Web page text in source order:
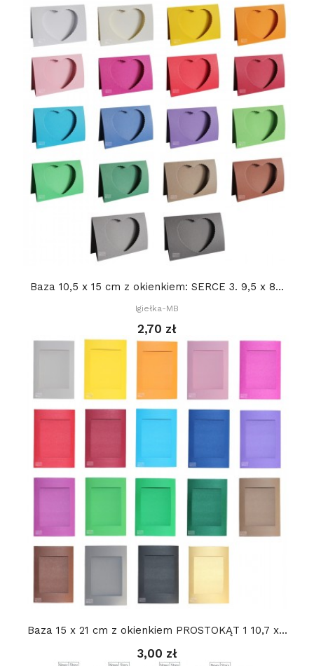
Baza 10,5 x 15 cm z okienkiem: SERCE 3. 9,5 x 8...
Igiełka-MB
2,70 zł
Baza 15 x 21 cm z okienkiem PROSTOKĄT 1 10,7 x...
3,00 zł